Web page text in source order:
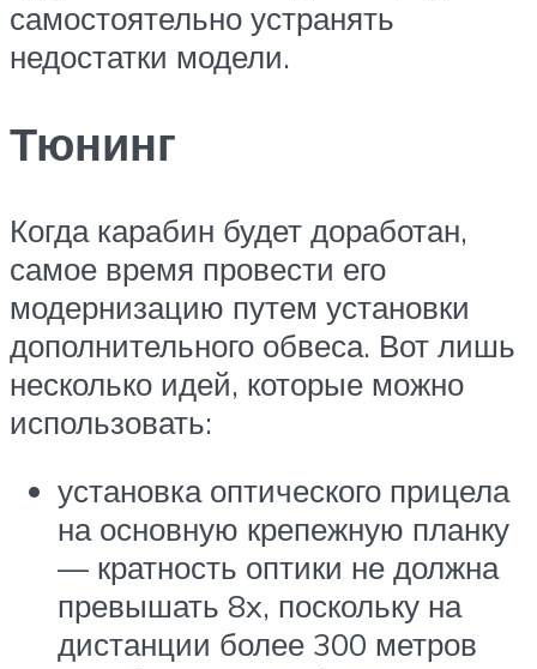
самостоятельно устранять
недостатки модели.
Тюнинг
Когда карабин будет доработан,
самое время провести его
модернизацию путем установки
дополнительного обвеса. Вот лишь
несколько идей, которые можно
использовать:
установка оптического прицела
на основную крепежную планку
— кратность оптики не должна
превышать 8x, поскольку на
дистанции более 300 метров